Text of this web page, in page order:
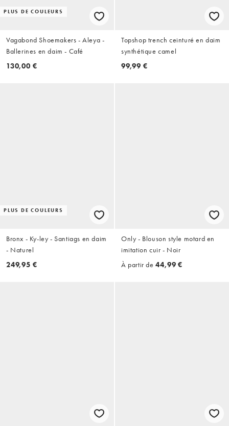
PLUS DE COULEURS
Vagabond Shoemakers - Aleya -
Ballerines en daim - Café
130,00 €
Topshop trench ceinturé en daim
synthétique camel
99,99 €
PLUS DE COULEURS
Bronx - Ky-ley - Santiags en daim
- Naturel
249,95 €
Only - Blouson style motard en
imitation cuir - Noir
À partir de 44,99 €